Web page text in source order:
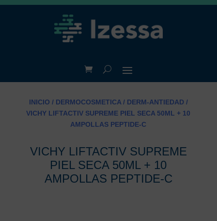
INICIO / DERMOCOSMETICA/ DERM-ANTIEDAD/
VICHY LIFTACTIV SUPREME PIEL SECA 50ML + 10
AMPOLLAS PEPTIDE-C
VICHY LIFTACTIV SUPREME
PIEL SECA 50ML + 10
AMPOLLAS PEPTIDE-C